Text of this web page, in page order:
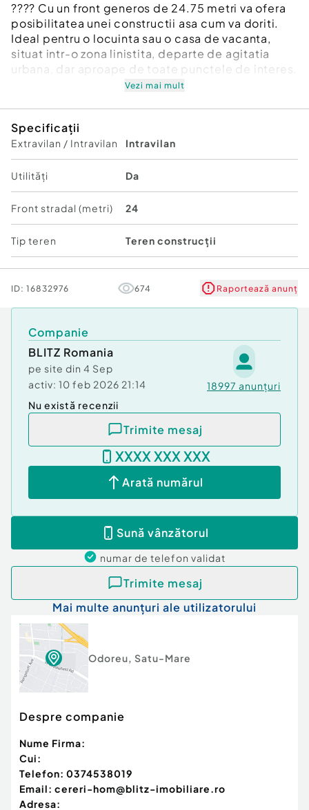
???? Cu un front generos de 24.75 metri va ofera
posibilitatea unei constructii asa cum va doriti.
Ideal pentru o locuinta sau o casa de vacanta,
situat intr-o zona linistita, departe de agitatia
urbana, dar aproape de toate punctele de interes.
proiectului dorit.
????Locația oferă liniște și intimitate, dar și acces
rapid către centrul Municipiul Satu Mare.
???? Strada este pietruita, asigurand astfel acces
usor in orice conditii meteo.
????Reprezinta o excelenta oportunitate de
investitie.
???? Pentru mai multe detalii si pentru
programarea unei vizionari va rog sa ne contactati.
Cod ofertă / ID BLITZ: P171278
Id intern: P171278
Vezi mai mult
Specificații
Extravilan / Intravilan Intravilan
Utilități Da
Front stradal (metri) 24
Tip teren Teren construcții
ID: 16832976 674 Raportează anunț
Companie
BLITZ Romania
pe site din 4 Sep
activ: 10 feb 2026 21:14 18997 anunțuri
Nu există recenzii
Trimite mesaj
XXXX XXX XXX
Arată numărul
Sună vânzătorul
numar de telefon validat
Trimite mesaj
Mai multe anunțuri ale utilizatorului
Odoreu, Satu-Mare
Despre companie
Nume Firma:
Cui:
Telefon: 0374538019
Email: cereri-hom@blitz-imobiliare.ro
Adresa: